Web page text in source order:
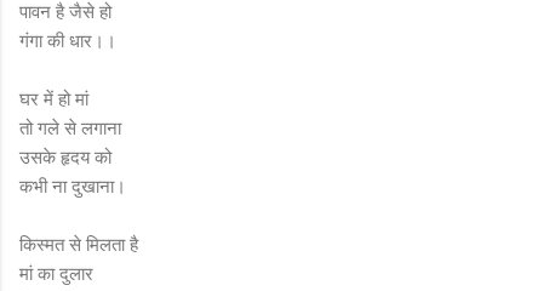
पावन है जैसे हो
गंगा की धार।।
घर में हो मां
तो गले से लगाना
उसके हृदय को
कभी ना दुखाना।
किस्मत से मिलता है
मां का दुलार